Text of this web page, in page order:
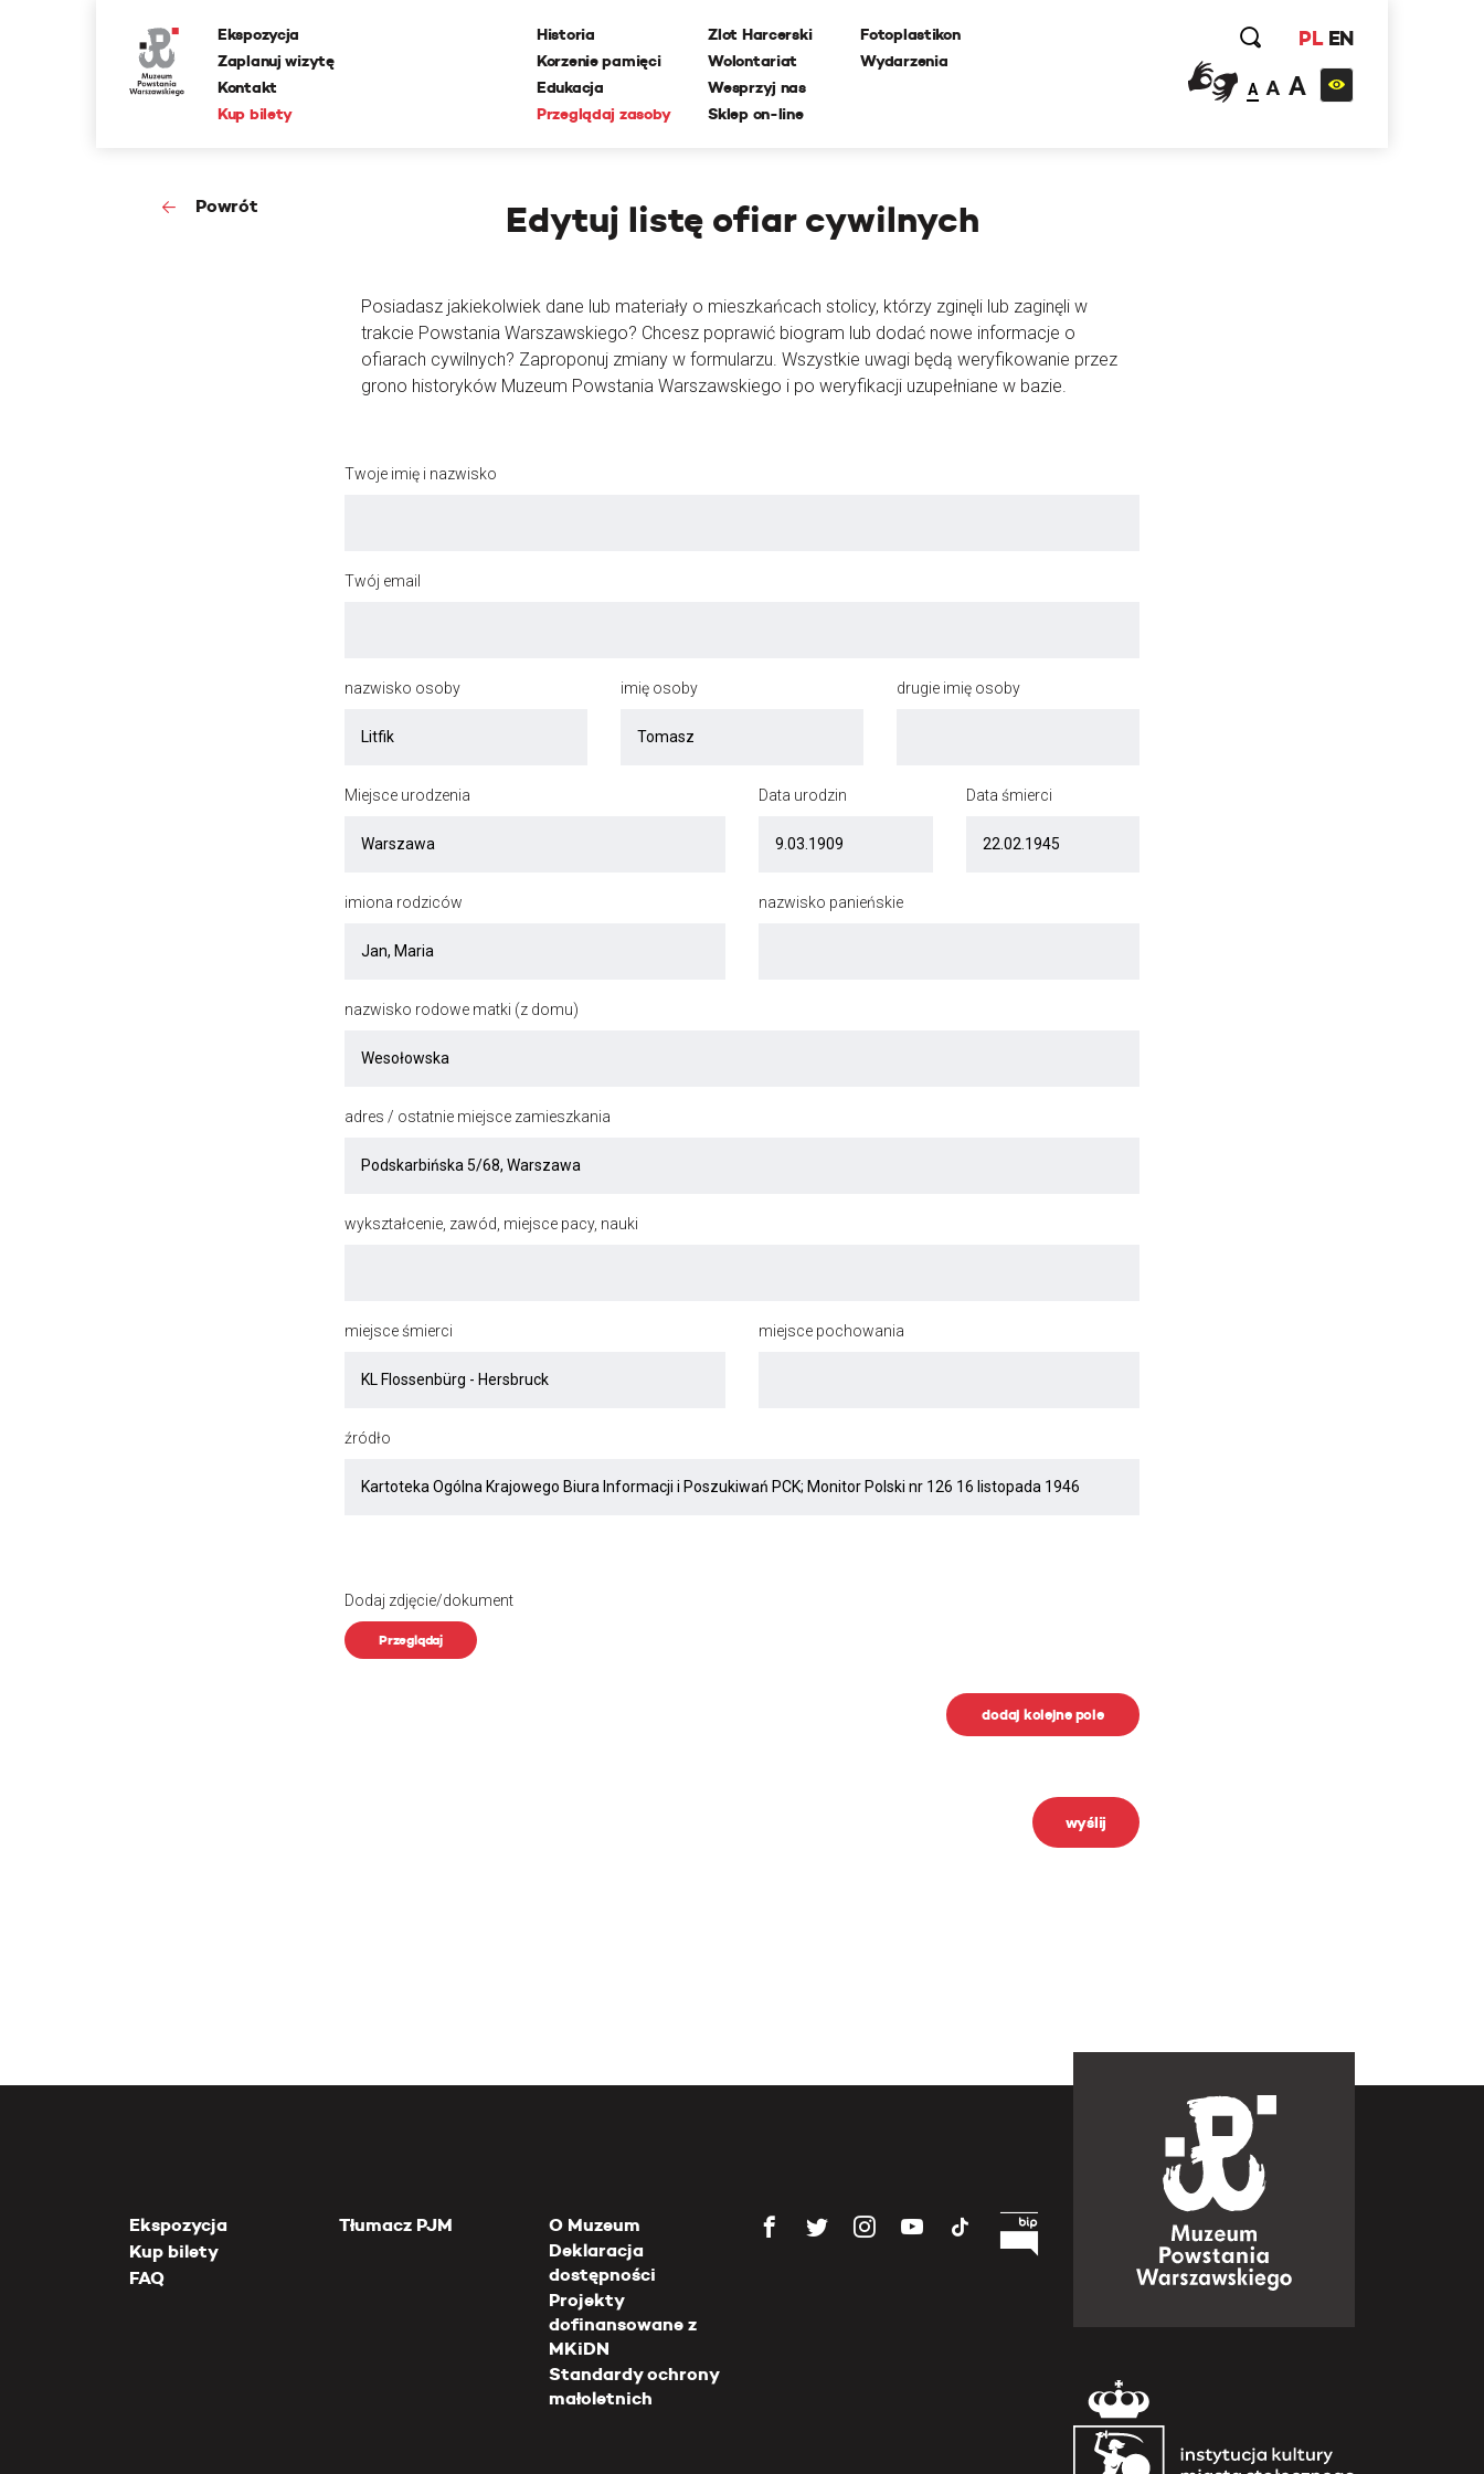
Ekspozycja
Zaplanuj wizytę
Kontakt
Kup bilety
Historia
Korzenie pamięci
Edukacja
Przeglądaj zasoby
Zlot Harcerski
Wolontariat
Wesprzyj nas
Sklep on-line
Fotoplastikon
Wydarzenia
PL EN
A A A
Powrót Edytuj listę ofiar cywilnych
Posiadasz jakiekolwiek dane lub materiały o mieszkańcach stolicy, którzy zginęli lub zaginęli w
trakcie Powstania Warszawskiego? Chcesz poprawić biogram lub dodać nowe informacje o
ofiarach cywilnych? Zaproponuj zmiany w formularzu. Wszystkie uwagi będą weryfikowanie przez
grono historyków Muzeum Powstania Warszawskiego i po weryfikacji uzupełniane w bazie.
Twoje imię i nazwisko
Twój email
nazwisko osoby imię osoby drugie imię osoby
Miejsce urodzenia Data urodzin Data śmierci
imiona rodziców nazwisko panieńskie
nazwisko rodowe matki (z domu)
adres / ostatnie miejsce zamieszkania
wykształcenie, zawód, miejsce pacy, nauki
miejsce śmierci miejsce pochowania
źródło
Dodaj zdjęcie/dokument
Przeglądaj
dodaj kolejne pole
wyślij
Ekspozycja
Kup bilety
FAQ
Tłumacz PJM
O Muzeum
Deklaracja
dostępności
Projekty
dofinansowane z
MKiDN
Standardy ochrony
małoletnich